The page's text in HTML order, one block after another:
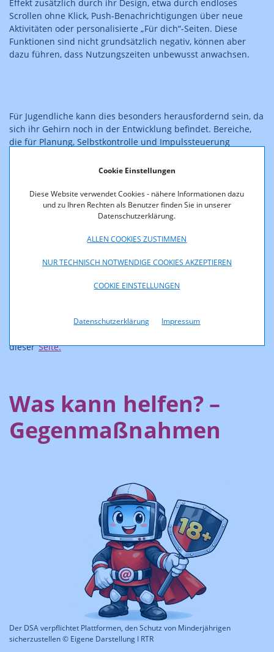
Cookie Einstellungen
Diese Website verwendet Cookies - nähere Informationen dazu
und zu Ihren Rechten als Benutzer finden Sie in unserer
Datenschutzerklärung.
ALLEN COOKIES ZUSTIMMEN
NUR TECHNISCH NOTWENDIGE COOKIES AKZEPTIEREN
COOKIE EINSTELLUNGEN
Datenschutzerklärung Impressum
Effekt zusätzlich durch ihr Design, etwa durch endloses
Scrollen ohne Klick, Push-Benachrichtigungen über neue
Aktivitäten oder personalisierte „Für dich“-Seiten. Diese
Funktionen sind nicht grundsätzlich negativ, können aber
dazu führen, dass Nutzungszeiten unbewusst anwachsen.
Für Jugendliche kann dies besonders herausfordernd sein, da
sich ihr Gehirn noch in der Entwicklung befindet. Bereiche,
die für Planung, Selbstkontrolle und Impulssteuerung
Gleichzeitig reagieren junge Menschen häufig stärker auf
Dadurch fällt es mitunter schwerer, rechtzeitig aufzuhören,
sich nicht ablenken zu lassen oder bewusst Pausen
einzulegen. Eine sehr intensive Nutzung sozialer Plattformen
Konzentrationsprobleme, Stress, negative Stimmung,
ständiges Vergleichen mit anderen oder sogenanntes
„Doomscrolling“, also das fortlaufende Konsumieren negativer
Nachrichten; im Extremfall kann sich auch ein Gefühl von
Wenn du Lust hast an einem spannenden Experiment zu den
dieserSeite.
Was kann helfen? –
Gegenmaßnahmen
Der DSA verpflichtet Plattformen, den Schutz von Minderjährigen
sicherzustellen © Eigene Darstellung I RTR